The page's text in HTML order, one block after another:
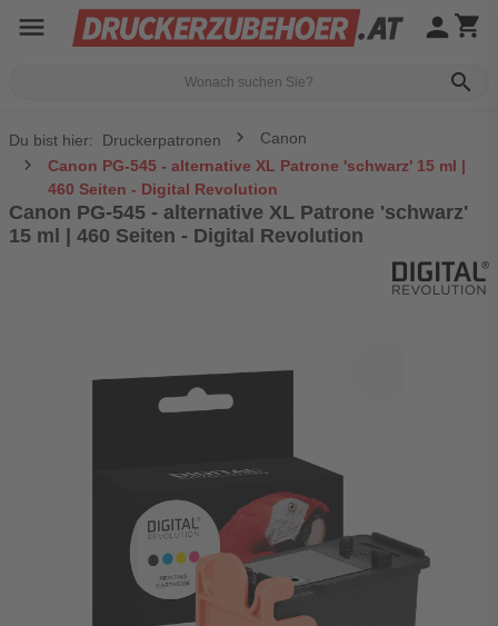
menu
search
person shopping_cart
Du bist hier: Druckerpatronen
Canon
Canon PG-545 - alternative XL Patrone 'schwarz' 15 ml |
460 Seiten - Digital Revolution
Canon PG-545 - alternative XL Patrone 'schwarz'
15 ml | 460 Seiten - Digital Revolution